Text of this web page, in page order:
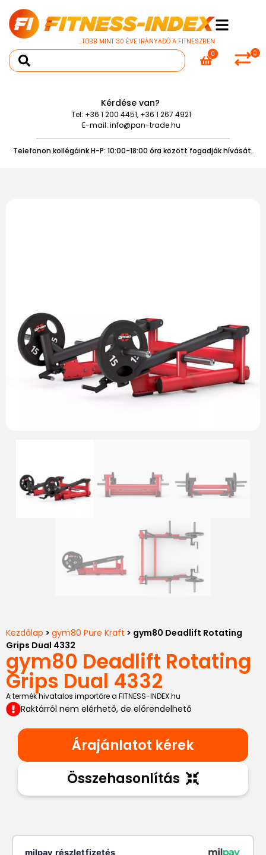
...TÖBB MINT 30 ÉVE IRÁNYADÓ A FITNESZBEN
0
0
Kérdése van?
Tel: +36 1 200 4451, +36 1 267 4921
E-mail: info@pan-trade.hu
Telefonon kollégáink H-P: 10:00-18:00 óra között fogadják hívását.
Kezdőlap > gym80 Pure Kraft > gym80 Deadlift Rotating
Grips Dual 4332
gym80 Deadlift Rotating
Grips Dual 4332
A termék hivatalos importőre a FITNESS-INDEX.hu
Raktárról nem elérhető, de előrendelhető
Árajánlatot kérek
Összehasonlítás
milpay részletfizetés